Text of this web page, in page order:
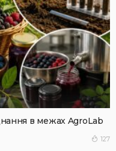
в межах AgroLab
127